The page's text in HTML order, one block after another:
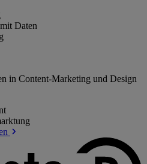
Daten
in Content-Marketing und Design